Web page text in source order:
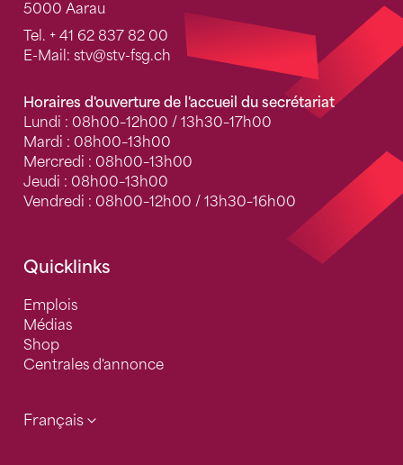
5000 Aarau
Tel. + 41 62 837 82 00
E-Mail: stv@stv-fsg.ch
Horaires d'ouverture de l'accueil du secrétariat
Lundi : 08h00–12h00 / 13h30–17h00
Mardi : 08h00–13h00
Mercredi : 08h00–13h00
Jeudi : 08h00–13h00
Vendredi : 08h00–12h00 / 13h30–16h00
Quicklinks
Emplois
Médias
Shop
Centrales d'annonce
Français